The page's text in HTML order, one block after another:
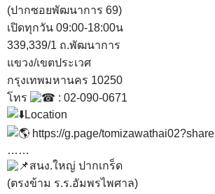
(ปากซอยพัฒนาการ 69)
เปิดทุกวัน 09:00-18:00น
339,339/1 ถ.พัฒนาการ
แขวง/เขตประเวศ
กรุงเทพมหานคร 10250
โทร
: 02-090-0671
Location
https://g.page/tomizawathai02?share
……
สนง.ใหญ่ ปากเกร็ด
(ตรงข้าม ร.ร.อัมพรไพศาล)